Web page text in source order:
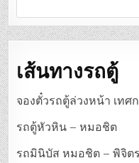
เส้นทางรถตู้
จองตั๋วรถตู้ล่วงหน้า เทศ
รถตู้หัวหิน – หมอชิต
รถมินิบัส หมอชิต – พิจิต